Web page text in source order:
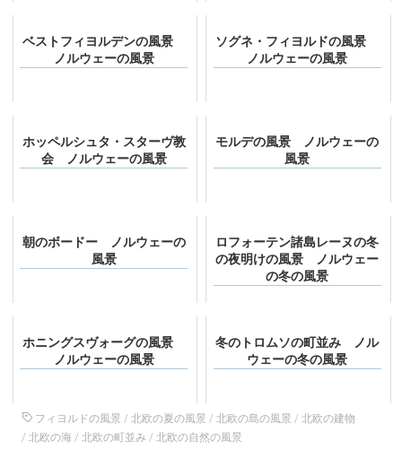
ベストフィヨルデンの風景
ノルウェーの風景
ソグネ・フィヨルドの風景
ノルウェーの風景
ホッペルシュタ・スターヴ教
会 ノルウェーの風景
モルデの風景 ノルウェーの
風景
朝のボードー ノルウェーの
風景
ロフォーテン諸島レーヌの冬
の夜明けの風景 ノルウェー
の冬の風景
ホニングスヴォーグの風景
ノルウェーの風景
冬のトロムソの町並み ノル
ウェーの冬の風景
フィヨルドの風景 / 北欧の夏の風景 / 北欧の島の風景 / 北欧の建物
/ 北欧の海/ 北欧の町並み / 北欧の自然の風景